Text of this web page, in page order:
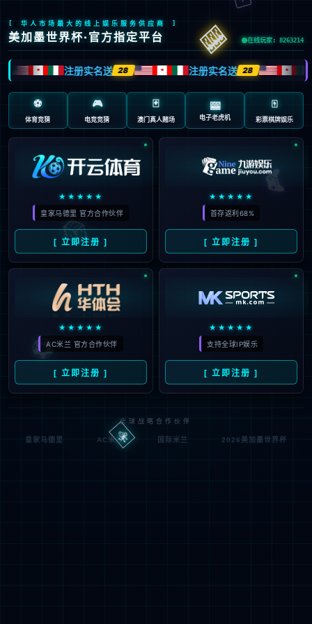
页面错误！请稍后再试～
V5.0.9 { 十年磨一剑-为API开发设计的高性能框架 }